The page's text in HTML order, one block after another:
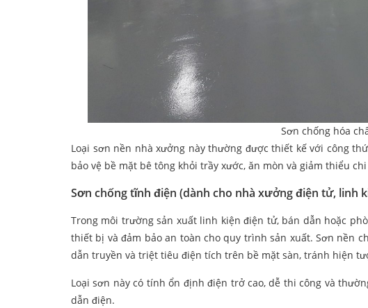
Sơn chống hóa
Loại sơn nền nhà xưởng này thường được thiết kế với công
bảo vệ bề mặt bê tông khỏi trầy xước, ăn mòn và giảm thiểu
Sơn chống tĩnh điện (dành cho nhà xưởng điện tử, linh
Trong môi trường sản xuất linh kiện điện tử, bán dẫn hoặc
thiết bị và đảm bảo an toàn cho quy trình sản xuất. Sơn nền
dẫn truyền và triệt tiêu điện tích trên bề mặt sàn, tránh hiện
Loại sơn này có tính ổn định điện trở cao, dễ thi công và
dẫn điện.